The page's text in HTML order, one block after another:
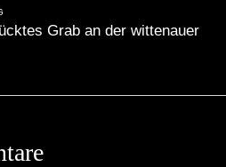
Grab an der wittenauer